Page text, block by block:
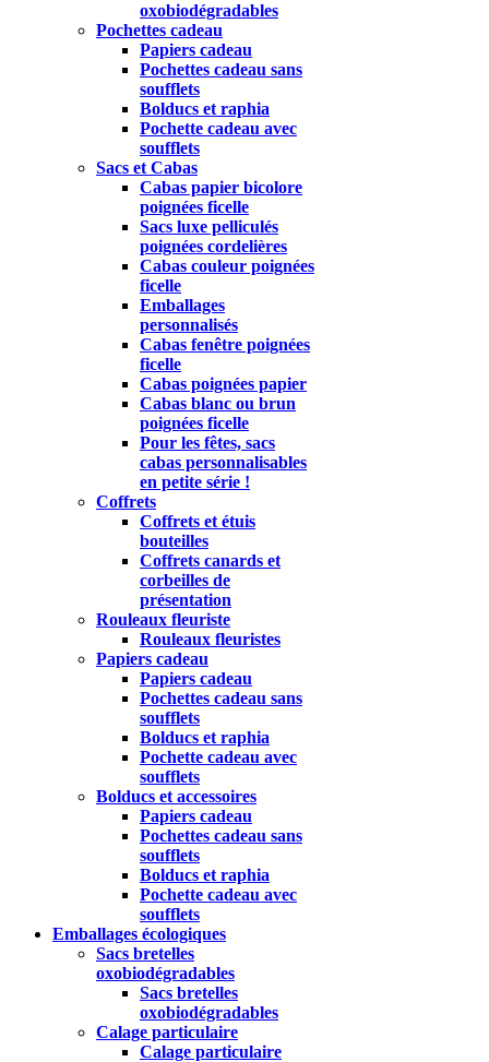
oxobiodégradables
Pochettes cadeau
Papiers cadeau
Pochettes cadeau sans
soufflets
Bolducs et raphia
Pochette cadeau avec
soufflets
Sacs et Cabas
Cabas papier bicolore
poignées ficelle
Sacs luxe pelliculés
poignées cordelières
Cabas couleur poignées
ficelle
Emballages
personnalisés
Cabas fenêtre poignées
ficelle
Cabas poignées papier
Cabas blanc ou brun
poignées ficelle
Pour les fêtes, sacs
cabas personnalisables
en petite série !
Coffrets
Coffrets et étuis
bouteilles
Coffrets canards et
corbeilles de
présentation
Rouleaux fleuriste
Rouleaux fleuristes
Papiers cadeau
Papiers cadeau
Pochettes cadeau sans
soufflets
Bolducs et raphia
Pochette cadeau avec
soufflets
Bolducs et accessoires
Papiers cadeau
Pochettes cadeau sans
soufflets
Bolducs et raphia
Pochette cadeau avec
soufflets
Emballages écologiques
Sacs bretelles
oxobiodégradables
Sacs bretelles
oxobiodégradables
Calage particulaire
Calage particulaire